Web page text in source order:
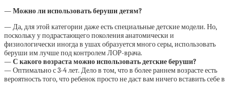
— Можно ли использовать беруши детям?
— Да, для этой категории даже есть специальные детские модели. Но,
поскольку у подрастающего поколения анатомически и
физиологически иногда в ушах образуется много серы, использовать
беруши им лучше под контролем ЛОР-врача.
— С какого возраста можно использовать детские беруши?
— Оптимально с 3-4 лет. Дело в том, что в более раннем возрасте есть
вероятность того, что ребенок просто не даст вам ничего вставить себе в